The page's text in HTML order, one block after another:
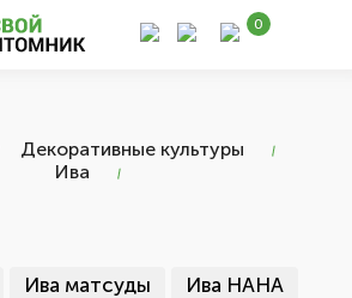
0
Декоративные культуры
Ива
Ива матсуды
Ива НАНА